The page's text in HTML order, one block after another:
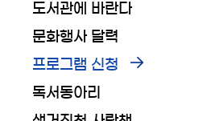
도서관에 바란다
문화행사 달력
프로그램 신청
독서동아리